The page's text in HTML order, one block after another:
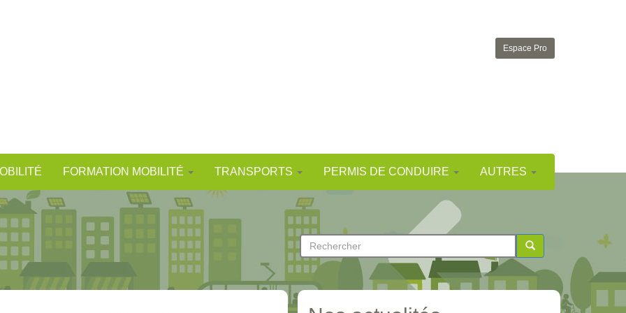
Espace Pro
FORMATION MOBILITÉ TRANSPORTS PERMIS DE CONDUIRE AUTRES
Formulaire
de
recherche
Rechercher